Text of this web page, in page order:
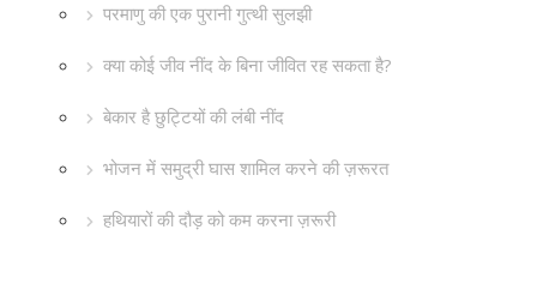
परमाणु की एक पुरानी गुत्थी सुलझी
क्या कोई जीव नींद के बिना जीवित रह सकता है?
बेकार है छुट्टियों की लंबी नींद
भोजन में समुद्री घास शामिल करने की ज़रूरत
हथियारों की दौड़ को कम करना ज़रूरी